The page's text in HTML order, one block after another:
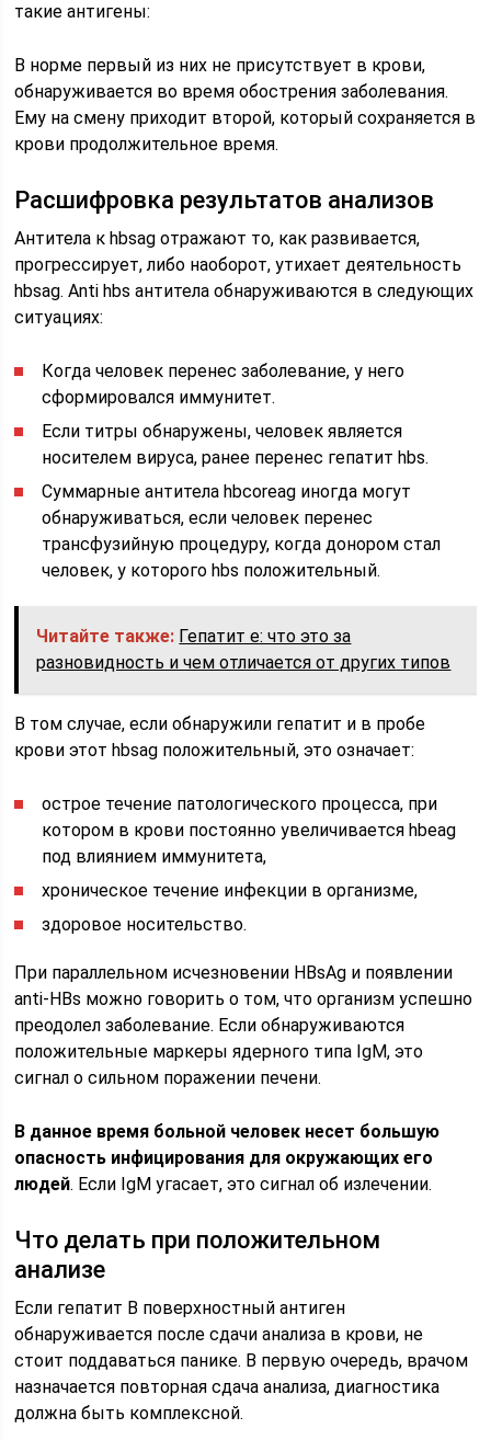
такие антигены:
В норме первый из них не присутствует в крови,
обнаруживается во время обострения заболевания.
Ему на смену приходит второй, который сохраняется в
крови продолжительное время.
Расшифровка результатов анализов
Антитела к hbsag отражают то, как развивается,
прогрессирует, либо наоборот, утихает деятельность
hbsag. Аnti hbs антитела обнаруживаются в следующих
ситуациях:
Когда человек перенес заболевание, у него
сформировался иммунитет.
Если титры обнаружены, человек является
носителем вируса, ранее перенес гепатит hbs.
Суммарные антитела hbcoreag иногда могут
обнаруживаться, если человек перенес
трансфузийную процедуру, когда донором стал
человек, у которого hbs положительный.
Читайте также: Гепатит е: что это за
разновидность и чем отличается от других типов
В том случае, если обнаружили гепатит и в пробе
крови этот hbsag положительный, это означает:
острое течение патологического процесса, при
котором в крови постоянно увеличивается hbeag
под влиянием иммунитета,
хроническое течение инфекции в организме,
здоровое носительство.
При параллельном исчезновении HBsAg и появлении
anti-HBs можно говорить о том, что организм успешно
преодолел заболевание. Если обнаруживаются
положительные маркеры ядерного типа IgM, это
сигнал о сильном поражении печени.
В данное время больной человек несет большую
опасность инфицирования для окружающих его
людей. Если IgM угасает, это сигнал об излечении.
Что делать при положительном
анализе
Если гепатит В поверхностный антиген
обнаруживается после сдачи анализа в крови, не
стоит поддаваться панике. В первую очередь, врачом
назначается повторная сдача анализа, диагностика
должна быть комплексной.